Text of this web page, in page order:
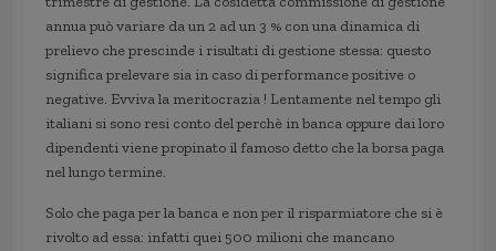
annua può variare da un 2 ad un 3 % con una dinamica di
prelievo che prescinde i risultati di gestione stessa: questo
significa prelevare sia in caso di performance positive o
negative. Evviva la meritocrazia ! Lentamente nel tempo gli
italiani si sono resi conto del perchè in banca oppure dai loro
dipendenti viene propinato il famoso detto che la borsa paga
nel lungo termine.
Solo che paga per la banca e non per il risparmiatore che si è
rivolto ad essa: infatti quei 500 milioni che mancano